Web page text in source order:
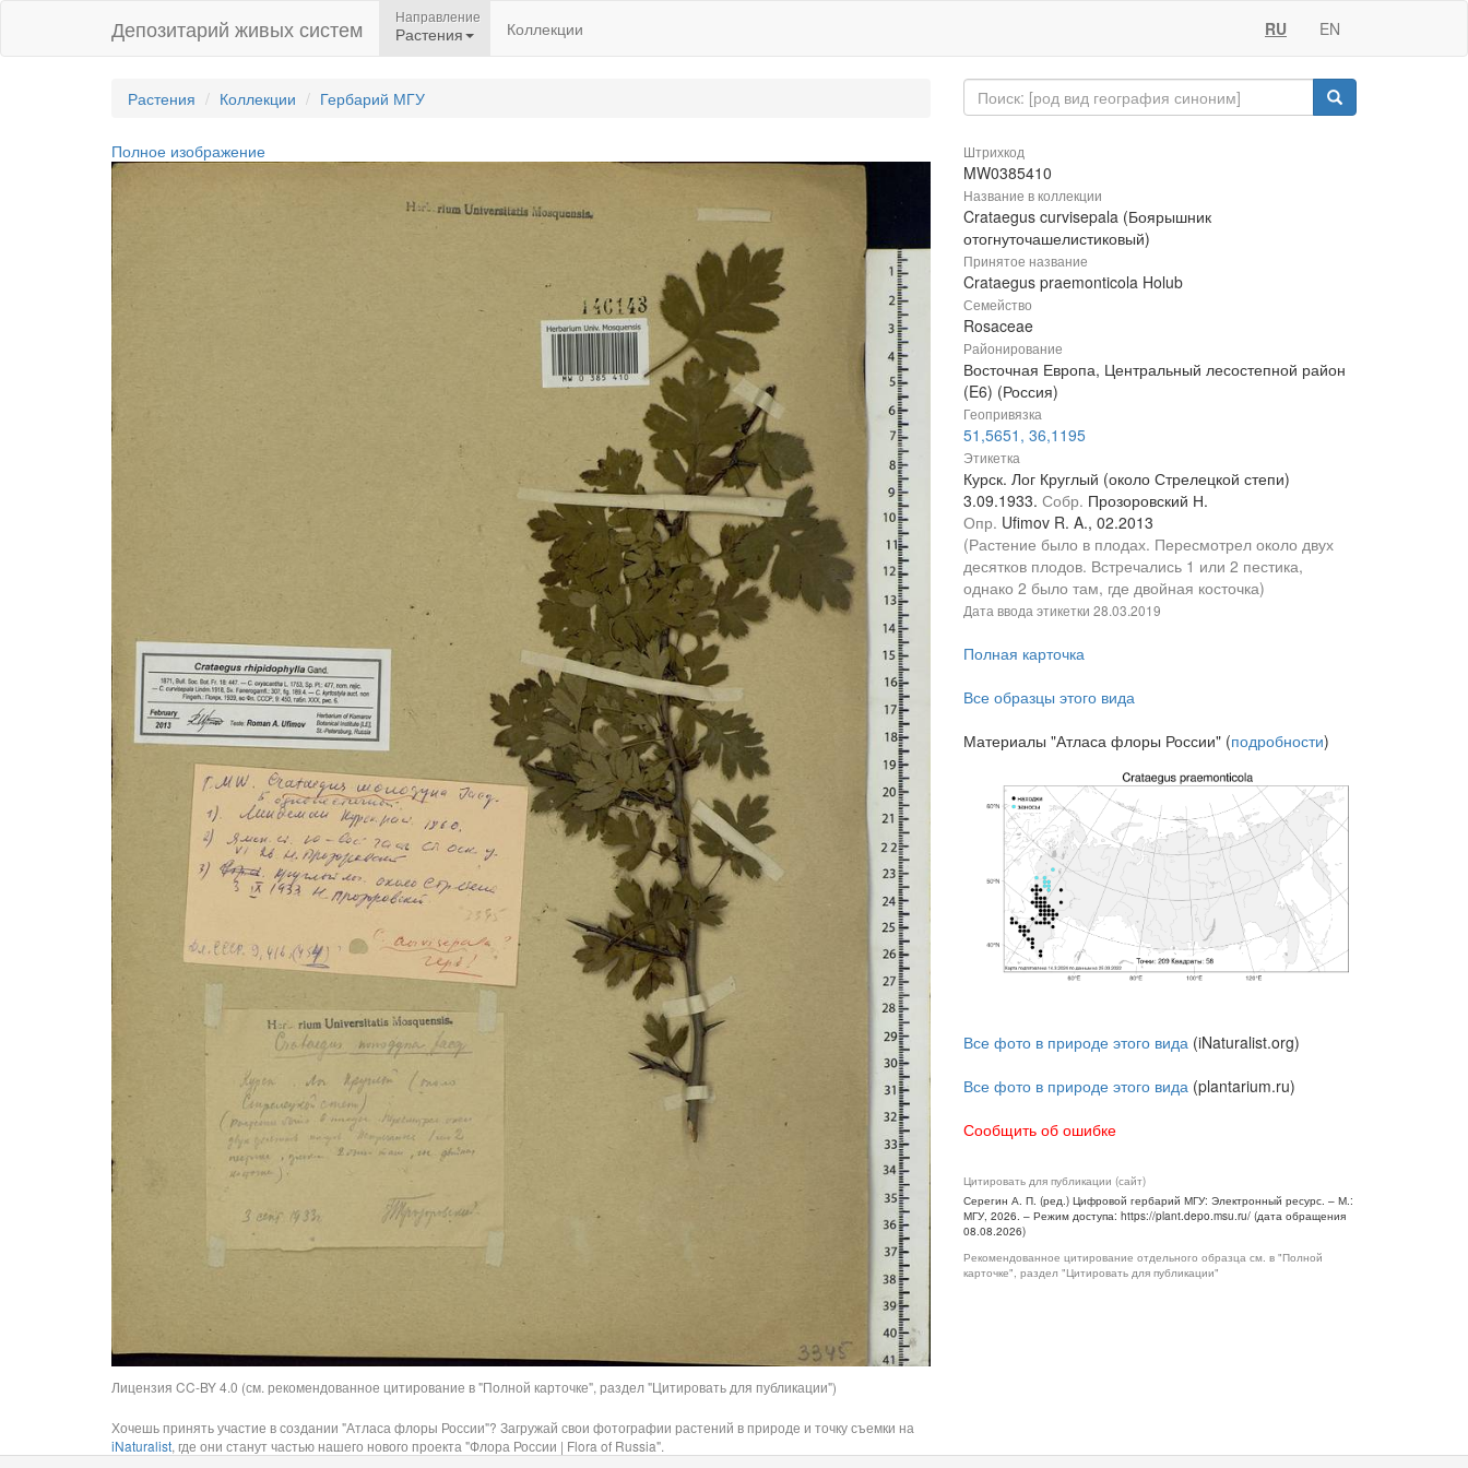
Депозитарий живых систем Направление
Растения Коллекции RU EN
Растения Коллекции Гербарий МГУ
Полное изображение
Лицензия CC-BY 4.0 (см. рекомендованное цитирование в "Полной карточке", раздел "Цитировать для публикации")
Хочешь принять участие в создании "Атласа флоры России"? Загружай свои фотографии растений в природе и точку съемки на
iNaturalist, где они станут частью нашего нового проекта "Флора России | Flora of Russia".
Штрихкод
MW0385410
Название в коллекции
Crataegus curvisepala (Боярышник
отогнуточашелистиковый)
Принятое название
Crataegus praemonticola Holub
Семейство
Rosaceae
Районирование
Восточная Европа, Центральный лесостепной район
(E6) (Россия)
Геопривязка
51,5651, 36,1195
Этикетка
Курск. Лог Круглый (около Стрелецкой степи)
3.09.1933. Собр. Прозоровский Н.
Опр. Ufimov R. A., 02.2013
(Растение было в плодах. Пересмотрел около двух
десятков плодов. Встречались 1 или 2 пестика,
однако 2 было там, где двойная косточка)
Дата ввода этикетки 28.03.2019
Полная карточка
Все образцы этого вида
Материалы "Атласа флоры России" (подробности)
Все фото в природе этого вида (iNaturalist.org)
Все фото в природе этого вида (plantarium.ru)
Сообщить об ошибке
Цитировать для публикации (сайт)
Серегин А. П. (ред.) Цифровой гербарий МГУ: Электронный ресурс. – М.:
МГУ, 2026. – Режим доступа: https://plant.depo.msu.ru/ (дата обращения
08.08.2026)
Рекомендованное цитирование отдельного образца см. в "Полной
карточке", раздел "Цитировать для публикации"